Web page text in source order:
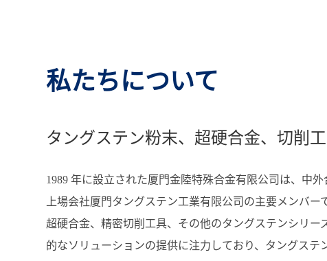
私たちについて
タングステン粉末、超硬合金、切削
1989 年に設立された厦門金陸特殊合金有限公司は、中
上場会社厦門タングステン工業有限公司の主要メンバー
超硬合金、精密切削工具、その他のタングステンシリ
的なソリューションの提供に注力しており、タングステ